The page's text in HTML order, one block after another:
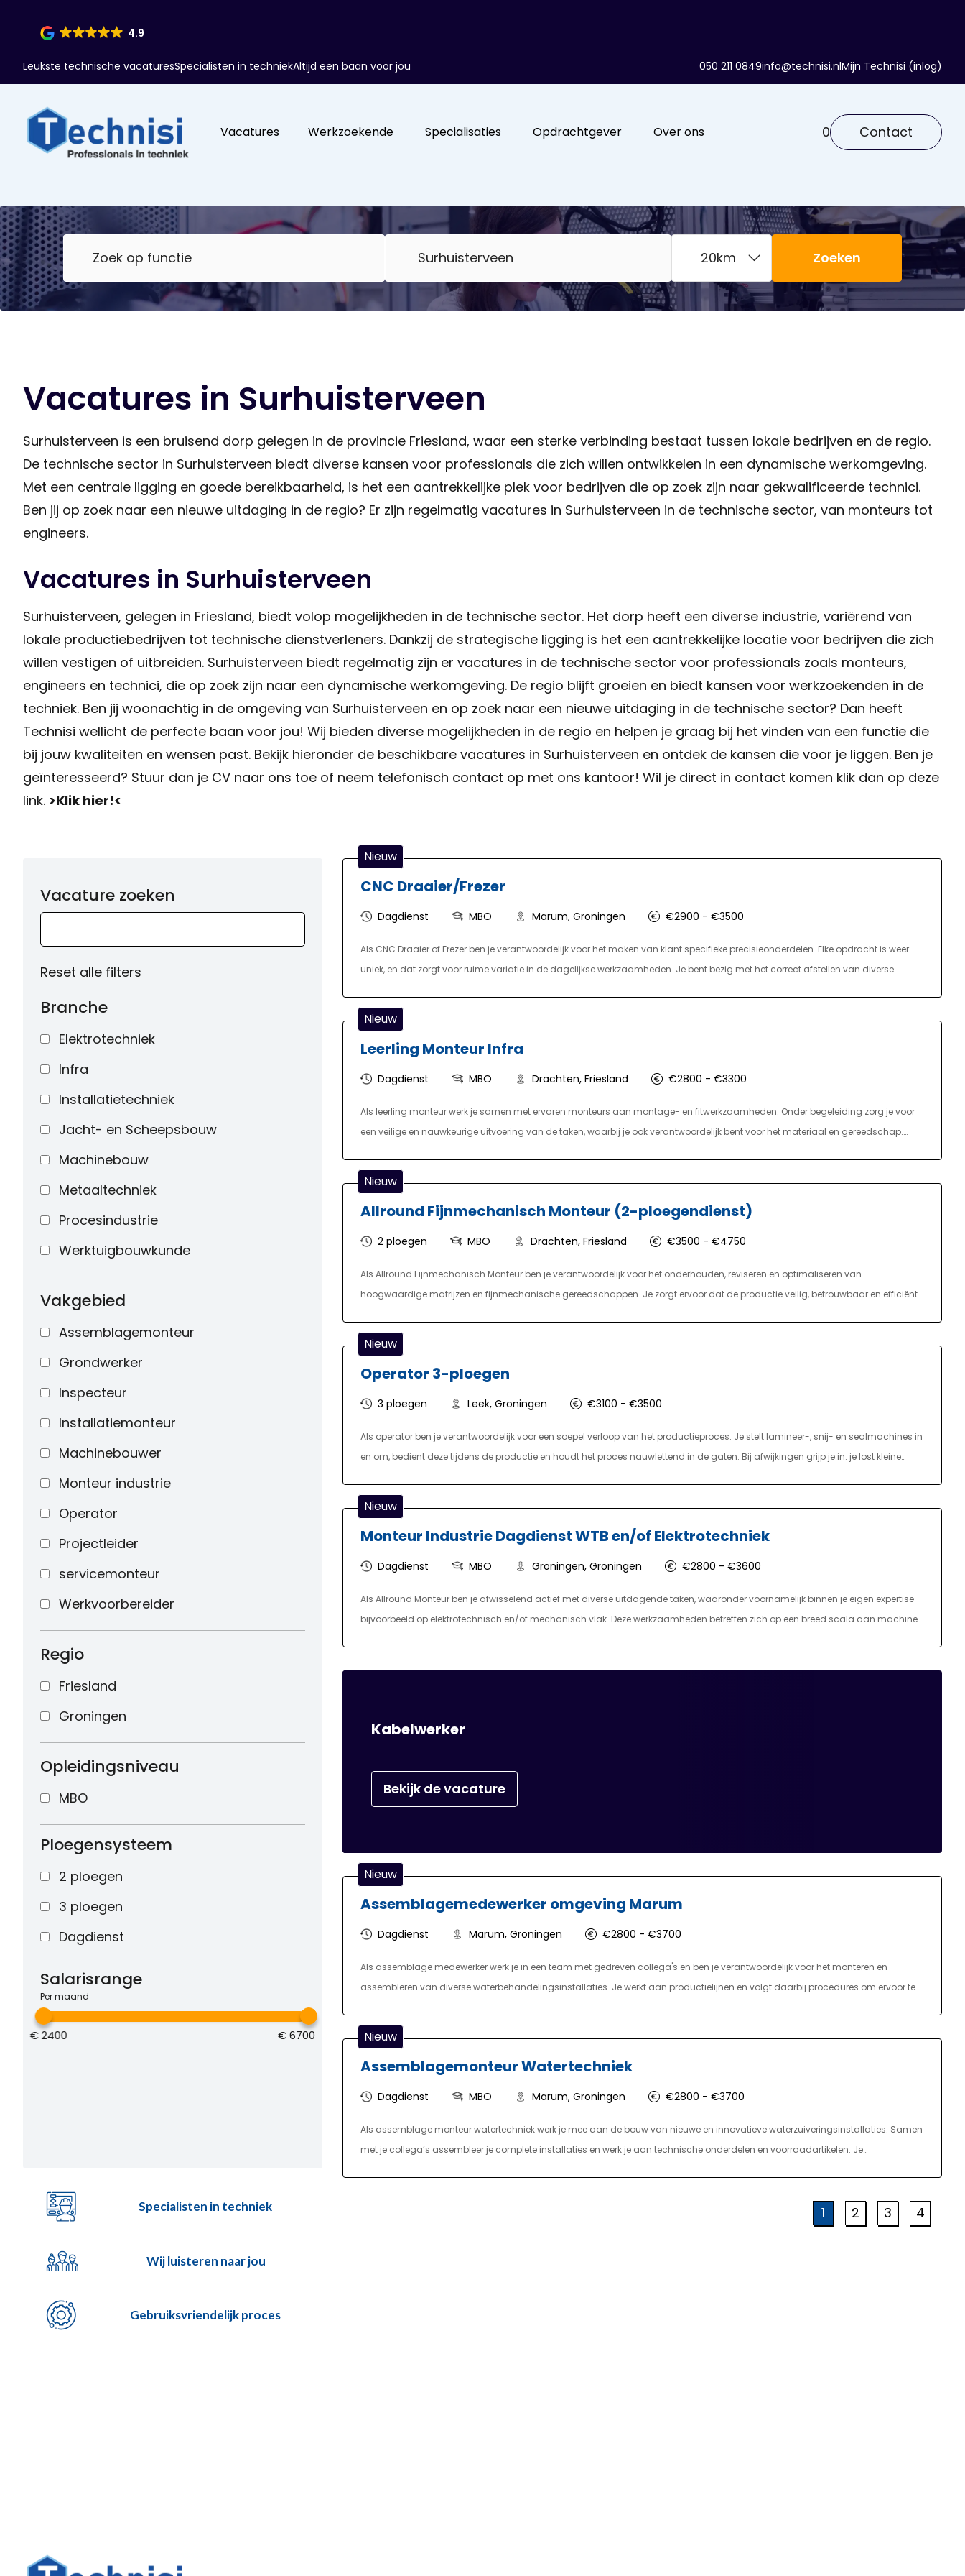
4.9
Leukste technische vacaturesSpecialisten in techniekAltijd een baan voor jou 050 211 0849info@technisi.nlMijn Technisi (inlog)
Vacatures Werkzoekende Specialisaties Opdrachtgever Over ons 0 Contact
Zoeken
Vacatures in Surhuisterveen
Surhuisterveen is een bruisend dorp gelegen in de provincie Friesland, waar een sterke verbinding bestaat tussen lokale bedrijven en de regio.
De technische sector in Surhuisterveen biedt diverse kansen voor professionals die zich willen ontwikkelen in een dynamische werkomgeving.
Met een centrale ligging en goede bereikbaarheid, is het een aantrekkelijke plek voor bedrijven die op zoek zijn naar gekwalificeerde technici.
Ben jij op zoek naar een nieuwe uitdaging in de regio? Er zijn regelmatig vacatures in Surhuisterveen in de technische sector, van monteurs tot
engineers.
Vacatures in Surhuisterveen
Surhuisterveen, gelegen in Friesland, biedt volop mogelijkheden in de technische sector. Het dorp heeft een diverse industrie, variërend van
lokale productiebedrijven tot technische dienstverleners. Dankzij de strategische ligging is het een aantrekkelijke locatie voor bedrijven die zich
willen vestigen of uitbreiden. Surhuisterveen biedt regelmatig zijn er vacatures in de technische sector voor professionals zoals monteurs,
engineers en technici, die op zoek zijn naar een dynamische werkomgeving. De regio blijft groeien en biedt kansen voor werkzoekenden in de
techniek. Ben jij woonachtig in de omgeving van Surhuisterveen en op zoek naar een nieuwe uitdaging in de technische sector? Dan heeft
Technisi wellicht de perfecte baan voor jou! Wij bieden diverse mogelijkheden in de regio en helpen je graag bij het vinden van een functie die
bij jouw kwaliteiten en wensen past. Bekijk hieronder de beschikbare vacatures in Surhuisterveen en ontdek de kansen die voor je liggen. Ben je
geïnteresseerd? Stuur dan je CV naar ons toe of neem telefonisch contact op met ons kantoor! Wil je direct in contact komen klik dan op deze
link. >Klik hier!<
Vacature zoeken
Reset alle filters
Branche
Elektrotechniek
Infra
Installatietechniek
Jacht- en Scheepsbouw
Machinebouw
Metaaltechniek
Procesindustrie
Werktuigbouwkunde
Vakgebied
Assemblagemonteur
Grondwerker
Inspecteur
Installatiemonteur
Machinebouwer
Monteur industrie
Operator
Projectleider
servicemonteur
Werkvoorbereider
Regio
Friesland
Groningen
Opleidingsniveau
MBO
Ploegensysteem
2 ploegen
3 ploegen
Dagdienst
Salarisrange
Per maand
€2400 €6700
Specialisten in techniek
Wij luisteren naar jou
Gebruiksvriendelijk proces
Nieuw
CNC Draaier/Frezer
Dagdienst MBO Marum, Groningen €2900 - €3500
Als CNC Draaier of Frezer ben je verantwoordelijk voor het maken van klant specifieke precisieonderdelen. Elke opdracht is weer
uniek, en dat zorgt voor ruime variatie in de dagelijkse werkzaamheden. Je bent bezig met het correct afstellen van diverse
verantwoordelijk voor het uitvoeren van kwaliteitscontroles van je eindproduct op kwaliteit. Daarbij houd je je machines schoon
en zorg je voor kleinschalig onderhoud.
Nieuw
Leerling Monteur Infra
Dagdienst MBO Drachten, Friesland €2800 - €3300
Als leerling monteur werk je samen met ervaren monteurs aan montage- en fitwerkzaamheden. Onder begeleiding zorg je voor
een veilige en nauwkeurige uitvoering van de taken, waarbij je ook verantwoordelijk bent voor het materiaal en gereedschap.
Noord-Nederland voor diverse opdrachtgevers. Bij onze opdrachtgever starten nieuwe leerlingen in februari en september.
Gedurende de opleiding, die gericht is op monteur laagspanning distributie mbo of monteur gas, water en warmte mbo, ga je
één dag per week naar school. De opgedane kennis pas je direct toe in de praktijk!
Nieuw
Allround Fijnmechanisch Monteur (2-ploegendienst)
2 ploegen MBO Drachten, Friesland €3500 - €4750
Als Allround Fijnmechanisch Monteur ben je verantwoordelijk voor het onderhouden, reviseren en optimaliseren van
hoogwaardige matrijzen en fijnmechanische gereedschappen. Je zorgt ervoor dat de productie veilig, betrouwbaar en efficiënt
Nieuw
Operator 3-ploegen
3 ploegen Leek, Groningen €3100 - €3500
Als operator ben je verantwoordelijk voor een soepel verloop van het productieproces. Je stelt lamineer-, snij- en sealmachines in
en om, bedient deze tijdens de productie en houdt het proces nauwlettend in de gaten. Bij afwijkingen grijp je in: je lost kleine
verpakken van het eindproduct en het aan- en afvoeren van materialen. Je werkt in een 3-ploegendienst met ochtend-,
middag- en nachtdiensten, met vrije weekenden.
Nieuw
Monteur Industrie Dagdienst WTB en/of Elektrotechniek
Dagdienst MBO Groningen, Groningen €2800 - €3600
Als Allround Monteur ben je afwisselend actief met diverse uitdagende taken, waaronder voornamelijk binnen je eigen expertise
bijvoorbeeld op elektrotechnisch en/of mechanisch vlak. Deze werkzaamheden betreffen zich op een breed scala aan machines
Kabelwerker
Bekijk de vacature
Nieuw
Assemblagemedewerker omgeving Marum
Dagdienst Marum, Groningen €2800 - €3700
Als assemblage medewerker werk je in een team met gedreven collega's en ben je verantwoordelijk voor het monteren en
assembleren van diverse waterbehandelingsinstallaties. Je werkt aan productielijnen en volgt daarbij procedures om ervoor te
van materialen en het assembleren van componenten. Daarnaast voer je ook verbeteringen door vanuit het ontwikkelingsteam.
Nieuw
Assemblagemonteur Watertechniek
Dagdienst MBO Marum, Groningen €2800 - €3700
Als assemblage monteur watertechniek werk je mee aan de bouw van nieuwe en innovatieve waterzuiveringsinstallaties. Samen
met je collega’s assembleer je complete installaties en werk je aan technische onderdelen en voorraadartikelen. Je
1 2 3 4